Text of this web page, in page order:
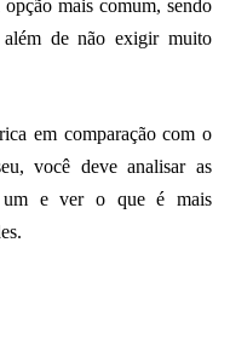
mais comum, sendo
de não exigir muito
em comparação com o
você deve analisar as
um e ver o que é mais